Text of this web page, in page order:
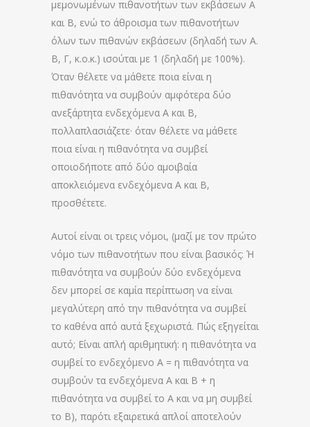
μεμονωμένων πιθανοτήτων των εκβάσεων Α
και Β, ενώ το άθροισμα των πιθανοτήτων
όλων των πιθανών εκβάσεων (δηλαδή των A.
Β, Γ, κ.ο.κ.) ισούται με 1 (δηλαδή με 100%).
Όταν θέλετε να μάθετε ποια είναι η
πιθανότητα να συμβούν αμφότερα δύο
ανεξάρτητα ενδεχόμενα Α και Β,
πολλαπλασιάζετε· όταν θέλετε να μάθετε
ποια είναι η πιθανότητα να συμβεί
οποιοδήποτε από δύο αμοιβαία
αποκλειόμενα ενδεχόμενα Α και Β,
προσθέτετε.
Αυτοί είναι οι τρεις νόμοι, (μαζί με τον πρώτο
νόμο των πιθανοτήτων που είναι βασικός: Ή
πιθανότητα να συμβούν δύο ενδεχόμενα
δεν μπορεί σε καμία περίπτωση να είναι
μεγαλύτερη από την πιθανότητα να συμβεί
το καθένα από αυτά ξεχωριστά. Πώς εξηγείται
αυτό; Είναι απλή αριθμητική: η πιθανότητα να
συμβεί το ενδεχόμενο Α = η πιθανότητα να
συμβούν τα ενδεχόμενα Α και Β + η
πιθανότητα να συμβεί το Α και να μη συμβεί
το Β), παρότι εξαιρετικά απλοί αποτελούν